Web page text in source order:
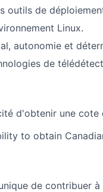
outils de
Linux.
autonomie et
de
d'obtenir une
to obtain
de contribuer